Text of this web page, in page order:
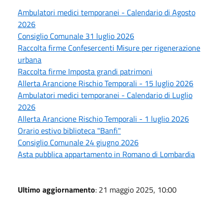
Ambulatori medici temporanei - Calendario di Agosto
2026
Consiglio Comunale 31 luglio 2026
Raccolta firme Confesercenti Misure per rigenerazione
urbana
Raccolta firme Imposta grandi patrimoni
Allerta Arancione Rischio Temporali - 15 luglio 2026
Ambulatori medici temporanei - Calendario di Luglio
2026
Allerta Arancione Rischio Temporali - 1 luglio 2026
Orario estivo biblioteca "Banfi"
Consiglio Comunale 24 giugno 2026
Asta pubblica appartamento in Romano di Lombardia
Ultimo aggiornamento: 21 maggio 2025, 10:00